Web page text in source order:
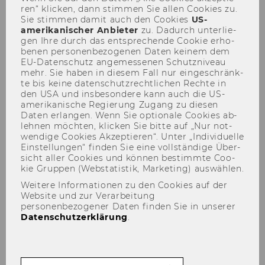
lernen
TEILEN TEILEN
13. März 2025
On­line Talk | On­line via MS Teams |
9:30 - 11:00
ren“ kli­cken, dann stim­men Sie allen Coo­kies zu.
Sie stim­men damit auch den Coo­kies US-​
amerikanischer An­bie­ter zu. Da­durch un­ter­lie­
gen Ihre durch das ent­spre­chen­de Coo­kie er­ho­
be­nen per­so­nen­be­zo­ge­nen Daten kei­nem dem
EU-​Datenschutz an­ge­mes­se­nen Schutz­ni­veau
mehr. Sie haben in die­sem Fall nur ein­ge­schränk­
te bis keine da­ten­schutz­recht­li­chen Rech­te in
den USA und ins­be­son­de­re kann auch die US-​
amerikanische Re­gie­rung Zu­gang zu die­sen
Daten er­lan­gen. Wenn Sie op­tio­na­le Coo­kies ab­
leh­nen möch­ten, kli­cken Sie bitte auf „Nur not­
wen­di­ge Coo­kies Ak­zep­tie­ren“. Unter „In­di­vi­du­el­le
Ein­stel­lun­gen“ fin­den Sie eine voll­stän­di­ge Über­
sicht aller Coo­kies und kön­nen be­stimm­te Coo­
kie Grup­pen (Web­sta­tis­tik, Mar­ke­ting) aus­wäh­len.
Weitere Informationen zu den Cookies auf der
Website und zur Verarbeitung
personenbezogener Daten finden Sie in unserer
Datenschutzerklärung